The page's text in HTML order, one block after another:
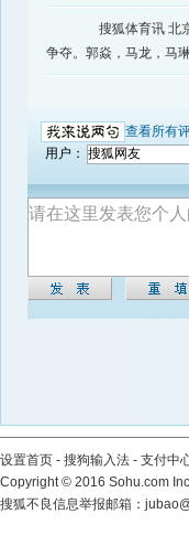
搜狐体育讯 北京
争夺。郭焱，马龙，马
查看所有
用户：
设置首页 - 搜狗输入法 - 支付中
Copyright© 2016 Sohu.com
搜狐不良信息举报邮箱：